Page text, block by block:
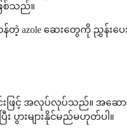
စ်သည်။
azole ဆေးတွေကို ညွှန်းပ
င်းဖြင့် အလုပ်လုပ်သည်။ အဆ
ားများနိုင်မည်မဟုတ်ပါ။